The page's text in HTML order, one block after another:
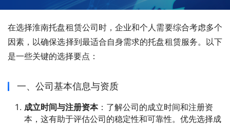
在选择淮南托盘租赁公司时，企业和个人需要综合考虑多个
因素，以确保选择到最适合自身需求的托盘租赁服务。以下
是一些关键的选择要点：
一、公司基本信息与资质
成立时间与注册资本：了解公司的成立时间和注册资
本，这有助于评估公司的稳定性和可靠性。优先选择成